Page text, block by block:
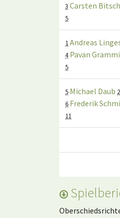
3 Carsten
5
1 Andreas
4 Pavan
5
5 Michael Daub
6 Frederik
11